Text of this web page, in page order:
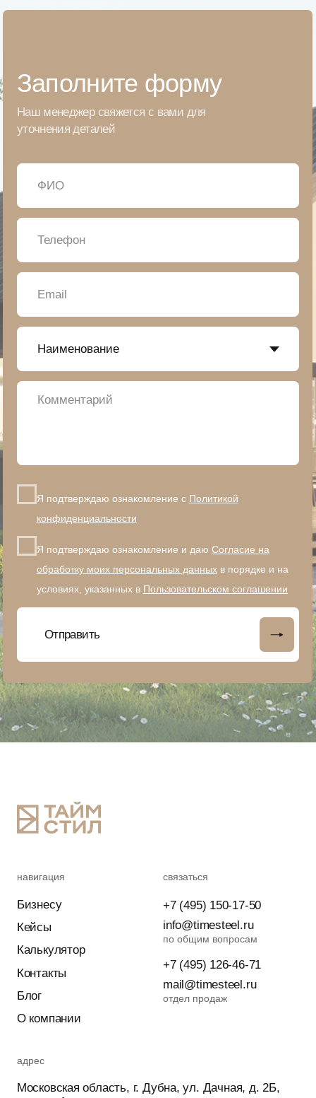
Пн - Пт с 9:00 до 18:00
Московская область, г. Дубна, ул. Дачная, д. 2Б,
помещ. 1
адрес
© 2026 ООО "АЛЬТЕОН", ОГРН 1027809211616,
ИНН 7825415739
пользовательское соглашение
политика обработки, согласие на обработку персональных
Контакты